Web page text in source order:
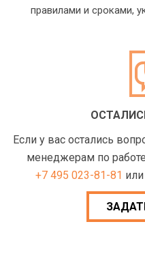
правилами и сроками,
Если у вас остались
менеджерам по
+7 495 023-81-81